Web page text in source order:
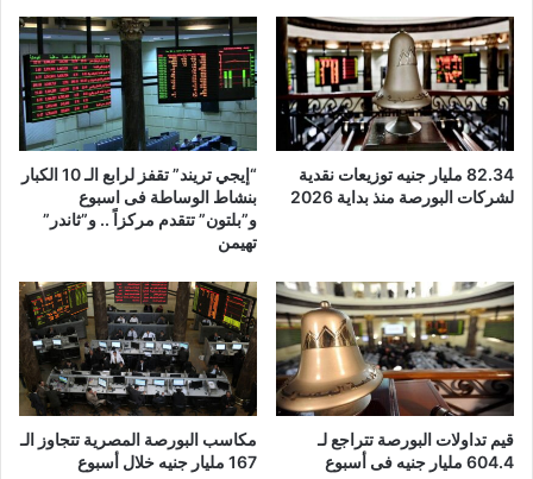
82.34 مليار جنيه توزيعات نقدية
لشركات البورصة منذ بداية 2026
“إيجي تريند” تقفز لرابع الـ 10 الكبار
بنشاط الوساطة فى اسبوع
و”بلتون” تتقدم مركزاً .. و”ثاندر”
تهيمن
قيم تداولات البورصة تتراجع لـ
604.4 مليار جنيه فى أسبوع
مكاسب البورصة المصرية تتجاوز الـ
167 مليار جنيه خلال أسبوع